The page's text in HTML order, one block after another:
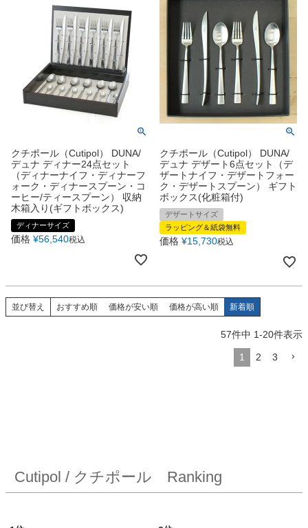
クチポール（Cutipol） DUNA/
デュナ ディナー24点セット
（ディナーナイフ・ディナーフ
ォーク・ディナースプーン・コ
ーヒー/ティースプーン） 収納
木箱入り(ギフトボックス)
ディナーサイズ
価格 ¥56,540税込
クチポール（Cutipol） DUNA/
デュナ デザート6点セット（デ
ザートナイフ・デザートフォー
ク・デザートスプーン） ギフト
ボックス(化粧箱付)
デザートサイズ
ラッピング＆紙袋無料
価格 ¥15,730税込
並び替え おすすめ順 価格が安い順 価格が高い順 新着順
57件中 1-20件表示
1 2 3